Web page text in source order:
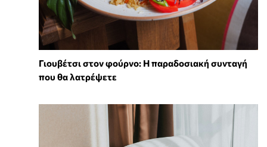
Γιουβέτσι στον φούρνο: Η παραδοσιακή συνταγή
που θα λατρέψετε